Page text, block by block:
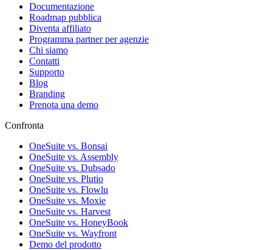
Documentazione
Roadmap pubblica
Diventa affiliato
Programma partner per agenzie
Chi siamo
Contatti
Supporto
Blog
Branding
Prenota una demo
Confronta
OneSuite vs. Bonsai
OneSuite vs. Assembly
OneSuite vs. Dubsado
OneSuite vs. Plutio
OneSuite vs. Flowlu
OneSuite vs. Moxie
OneSuite vs. Harvest
OneSuite vs. HoneyBook
OneSuite vs. Wayfront
Demo del prodotto